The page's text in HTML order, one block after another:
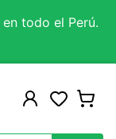
todo el Perú.